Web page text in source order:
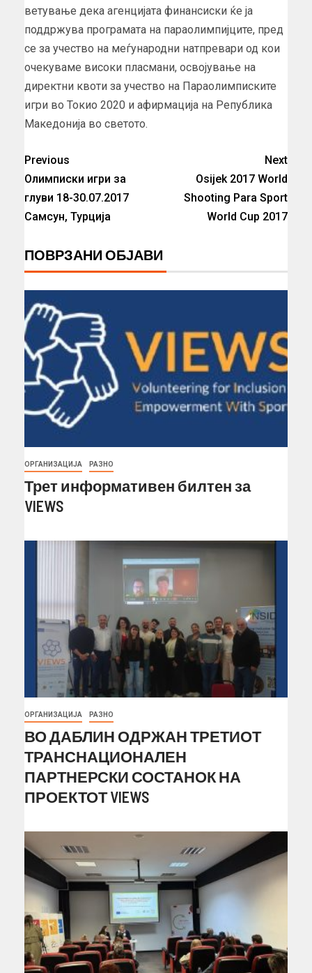
ветување дека агенцијата финансиски ќе ја
поддржува програмата на параолимпијците, пред
се за учество на меѓународни натпревари од кои
очекуваме високи пласмани, освојување на
директни квоти за учество на Параолимписките
игри во Токио 2020 и афирмација на Република
Македонија во светото.
Previous
Олимписки игри за
глуви 18-30.07.2017
Самсун, Турција
Next
Osijek 2017 World
Shooting Para Sport
World Cup 2017
ПОВРЗАНИ ОБЈАВИ
ОРГАНИЗАЦИЈА РАЗНО
Трет информативен билтен за
VIEWS
ОРГАНИЗАЦИЈА РАЗНО
ВО ДАБЛИН ОДРЖАН ТРЕТИОТ
ТРАНСНАЦИОНАЛЕН
ПАРТНЕРСКИ СОСТАНОК НА
ПРОЕКТОТ VIEWS